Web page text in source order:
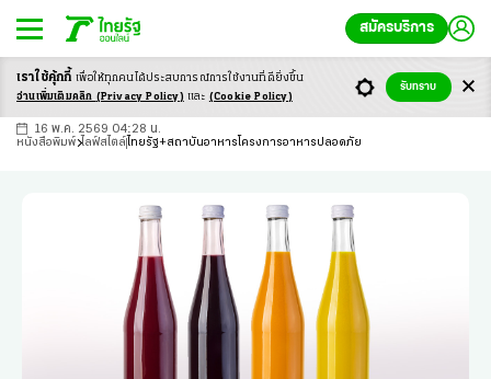
สมัครบริการ
-ก ก ก+
16 พ.ค. 2569 04:28 น.
หนังสือพิมพ์ ไลฟ์สไตล์ ไทยรัฐ+สถาบันอาหารโครงการอาหารปลอดภัย
เราใช้คุ้กกี้ เพื่อให้ทุกคนได้ประสบการณ์การใช้งานที่ดียิ่งขึ้น
อ่านเพิ่มเติมคลิก (Privacy Policy) และ (Cookie Policy)
รับทราบ